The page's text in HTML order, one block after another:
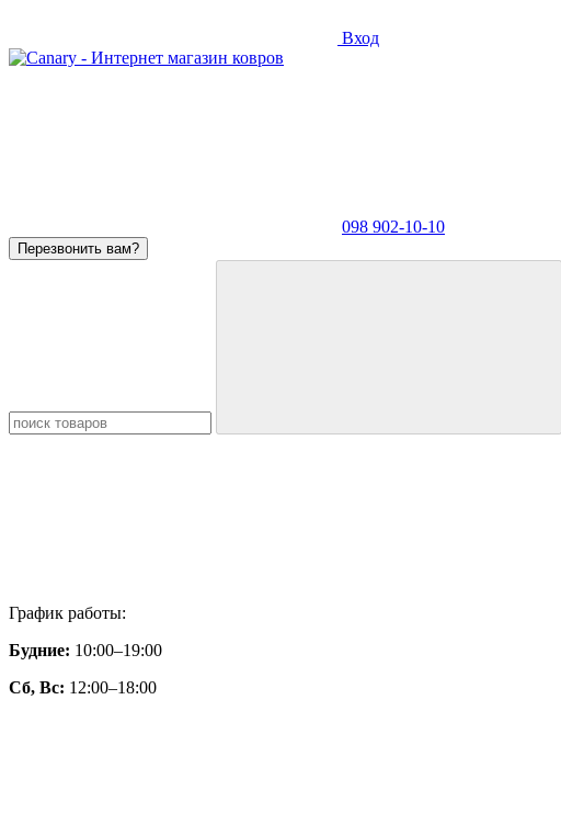
Вход
098 902-10-10
Перезвонить вам?
График работы:
Будние: 10:00–19:00
Сб, Вс: 12:00–18:00